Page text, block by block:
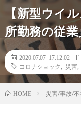
【新型ウイ
所勤務の従
2020.07.07 17:12:02
コロナショック
災害
HOME 災害/事故/不